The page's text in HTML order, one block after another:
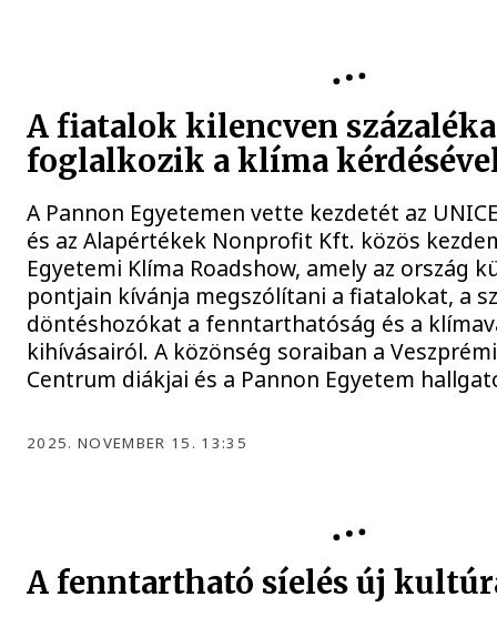
A fiatalok kilencven százaléka
foglalkozik a klíma
A Pannon Egyetemen vette kezdetét az
és az Alapértékek Nonprofit Kft. közös
Egyetemi Klíma Roadshow, amely az ország
pontjain kívánja megszólítani a fiatalokat, a
döntéshozókat a fenntarthatóság és a
kihívásairól. A közönség soraiban a
Centrum diákjai és a Pannon Egyetem
2025. NOVEMBER 15. 13:35
A fenntartható síelés új